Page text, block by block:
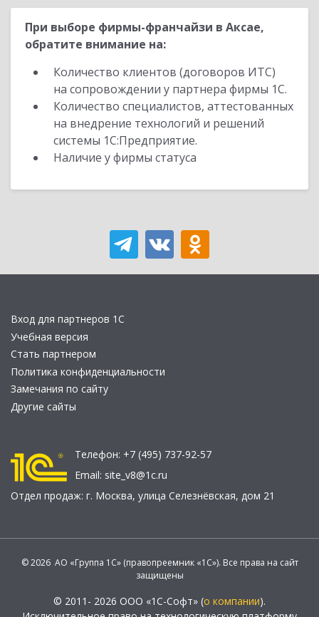
При выборе фирмы-франчайзи в Аксае,
обратите внимание на:
Количество клиентов (договоров ИТС)
на сопровождении у партнера фирмы 1С.
Количество специалистов, аттестованных
на внедрение технологий и решений
системы 1С:Предприятие.
Наличие у фирмы статуса
Вход для партнеров 1С
Учебная версия
Стать партнером
Политика конфиденциальности
Замечания по сайту
Другие сайты
Телефон: +7 (495) 737-92-57
Email: site_v8@1c.ru
Отдел продаж: г. Москва, улица Селезнёвская, дом 21
© 2026 АО «Группа 1С» (правопреемник «1С»). Все права на сайт
защищены
© 2011- 2026 ООО «1С-Софт» (о компании).